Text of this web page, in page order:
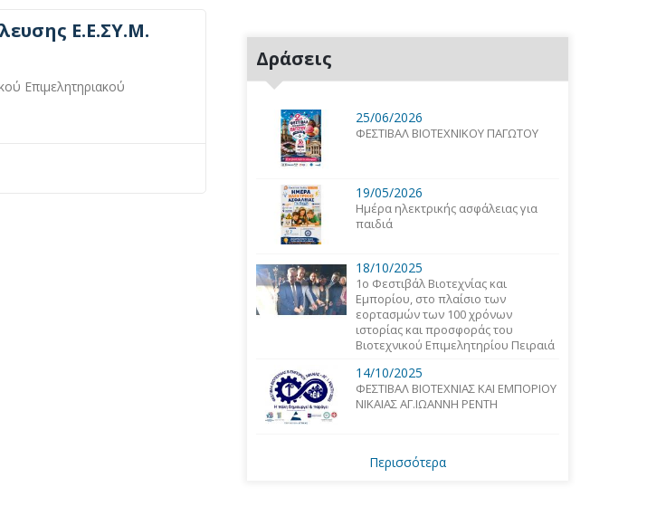
Ε.Ε.ΣΥ.Μ.
Επιμελητηριακού
Δράσεις
25/06/2026
ΦΕΣΤΙΒΑΛ ΒΙΟΤΕΧΝΙΚΟΥ ΠΑΓΩΤΟΥ
19/05/2026
Ημέρα ηλεκτρικής ασφάλειας για
παιδιά
18/10/2025
1o Φεστιβάλ Βιοτεχνίας και
Εμπορίου, στο πλαίσιο των
εορτασμών των 100 χρόνων
ιστορίας και προσφοράς του
Βιοτεχνικού Επιμελητηρίου Πειραιά
14/10/2025
ΦΕΣΤΙΒΑΛ ΒΙΟΤΕΧΝΙΑΣ ΚΑΙ ΕΜΠΟΡΙΟΥ
ΝΙΚΑΙΑΣ ΑΓ.ΙΩΑΝΝΗ ΡΕΝΤΗ
Περισσότερα